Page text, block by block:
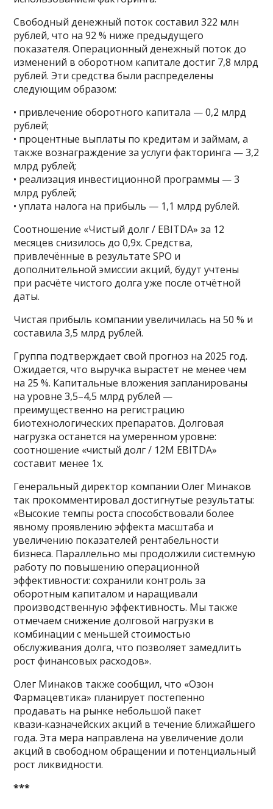
Свободный денежный поток составил 322 млн
рублей, что на 92 % ниже предыдущего
показателя. Операционный денежный поток до
изменений в оборотном капитале достиг 7,8 млрд
рублей. Эти средства были распределены
следующим образом:
• привлечение оборотного капитала — 0,2 млрд
рублей;
• процентные выплаты по кредитам и займам, а
также вознаграждение за услуги факторинга — 3,2
млрд рублей;
• реализация инвестиционной программы — 3
млрд рублей;
• уплата налога на прибыль — 1,1 млрд рублей.
Соотношение «Чистый долг / EBITDA» за 12
месяцев снизилось до 0,9х. Средства,
привлечённые в результате SPO и
дополнительной эмиссии акций, будут учтены
при расчёте чистого долга уже после отчётной
даты.
Чистая прибыль компании увеличилась на 50 % и
составила 3,5 млрд рублей.
Группа подтверждает свой прогноз на 2025 год.
Ожидается, что выручка вырастет не менее чем
на 25 %. Капитальные вложения запланированы
на уровне 3,5–4,5 млрд рублей —
преимущественно на регистрацию
биотехнологических препаратов. Долговая
нагрузка останется на умеренном уровне:
соотношение «чистый долг / 12М EBITDA»
составит менее 1х.
Генеральный директор компании Олег Минаков
так прокомментировал достигнутые результаты:
«Высокие темпы роста способствовали более
явному проявлению эффекта масштаба и
увеличению показателей рентабельности
бизнеса. Параллельно мы продолжили системную
работу по повышению операционной
эффективности: сохранили контроль за
оборотным капиталом и наращивали
производственную эффективность. Мы также
отмечаем снижение долговой нагрузки в
комбинации с меньшей стоимостью
обслуживания долга, что позволяет замедлить
рост финансовых расходов».
Олег Минаков также сообщил, что «Озон
Фармацевтика» планирует постепенно
продавать на рынке небольшой пакет
квази‑казначейских акций в течение ближайшего
года. Эта мера направлена на увеличение доли
акций в свободном обращении и потенциальный
рост ликвидности.
***